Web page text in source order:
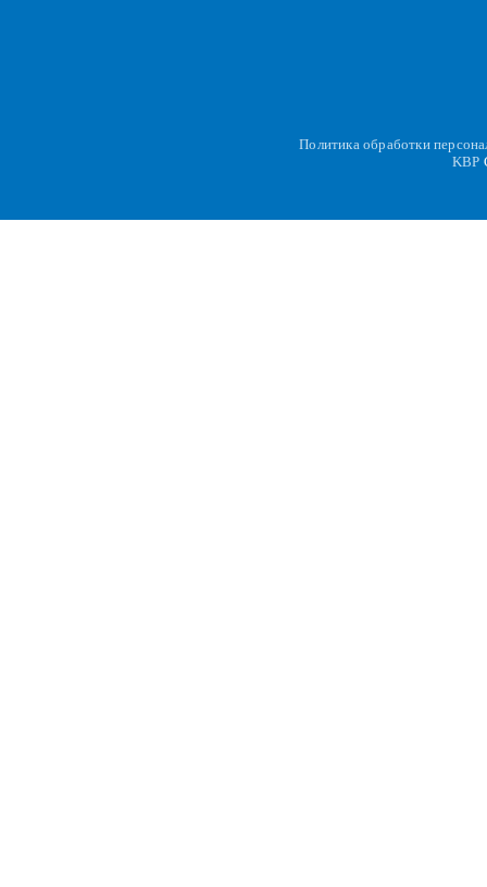
Политика обработки
KBP